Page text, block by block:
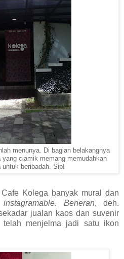
menunya. Di bagian belakangnya
ciamik memang memudahkan
untuk beribadah. Sip!
Kolega banyak mural dan
instagramable. Beneran, deh.
jualan kaos dan suvenir
menjelma jadi satu ikon